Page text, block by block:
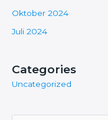
Oktober 2024
Juli 2024
Categories
Uncategorized